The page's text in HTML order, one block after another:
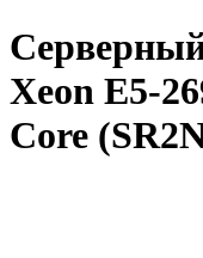
Xeon E5-
Core